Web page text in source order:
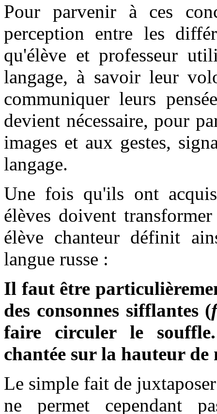
Pour parvenir à ces
perception entre les
qu'élève et professeur
langage, à savoir leur
communiquer leurs
devient nécessaire, pour
images et aux gestes,
langage.
Une fois qu'ils ont
élèves doivent
élève chanteur définit
langue russe :
Il faut être
des consonnes sifflantes (
faire circuler le
chantée sur la hauteur de
Le simple fait de
ne permet cependant